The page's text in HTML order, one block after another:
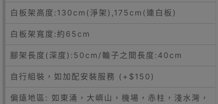
白板架高度:130cm(淨架),175cm(連白板)
白板架寬度:約65cm
腳架長度(深度):50cm/輪子之間長度:40cm
自行組裝，如加配安裝服務 (+$150)
偏遠地區: 如東涌，大嶼山，機場，赤柱，淺水灣，